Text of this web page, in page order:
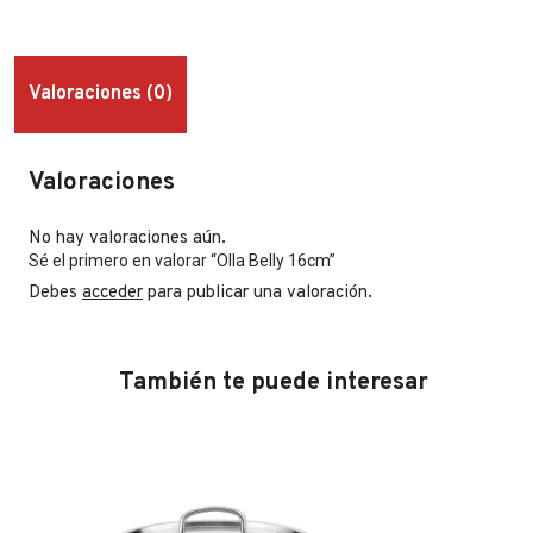
Valoraciones (0)
Valoraciones
No hay valoraciones aún.
Sé el primero en valorar “Olla Belly 16cm”
Debes acceder para publicar una valoración.
También te puede interesar